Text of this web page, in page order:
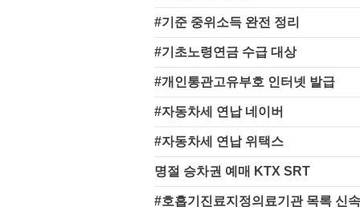
#기준 중위소득 완전 정리
#기초노령연금 수급 대상
#개인통관고유부호 인터넷 발급
#자동차세 연납 네이버
#자동차세 연납 위택스
명절 승차권 예매 KTX SRT
#호흡기진료지정의료기관 목록 신